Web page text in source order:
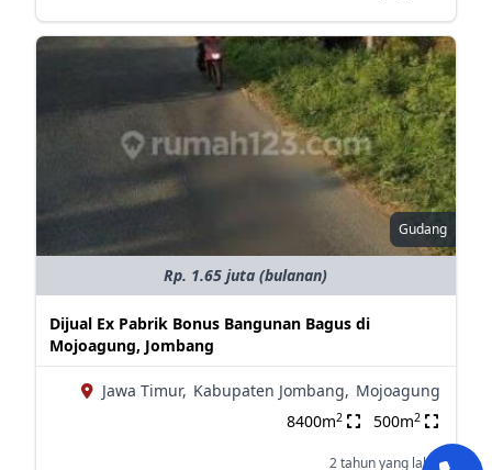
Gudang
Rp. 1.65 juta (bulanan)
Dijual Ex Pabrik Bonus Bangunan Bagus di
Mojoagung, Jombang
Jawa Timur, Kabupaten Jombang, Mojoagung
8400m2 500m2
2 tahun yang lalu